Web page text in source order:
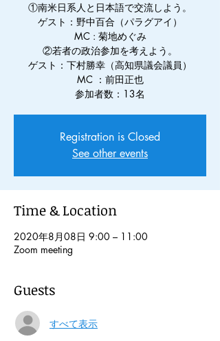
①南米日系人と日本語で交流しよう。
ゲスト：野中百合（パラグアイ）
MC : 菊地めぐみ
②若者の政治参加を考えよう。
ゲスト：下村勝幸（高知県議会議員）
MC ：前田正也
参加者数：13名
Registration is Closed
See other events
Time & Location
2020年8月08日 9:00 – 11:00
Zoom meeting
Guests
すべて表示